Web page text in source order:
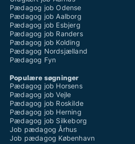
Pædagog job Odense
Pædagog job Aalborg
Pædagog job Esbjerg
Pædagog job Randers
Pædagog job Kolding
Pædagog Nordsjælland
Pædagog Fyn
Populære søgninger
Pædagog job Horsens
Pædagog job Vejle
Pædagog job Roskilde
Pædagog job Herning
Pædagog job Silkeborg
Job pædagog Århus
Job pædagog København